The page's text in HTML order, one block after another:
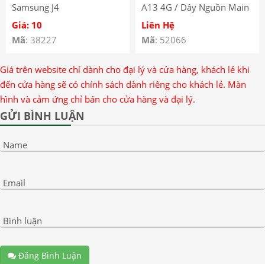
Samsung J4
Giá: 10
Mã: 38227
A13 4G / Dây Nguồn Main
SamSung A13 4G
Liên Hệ
Mã: 52066
Giá trên website chỉ dành cho đại lý và cửa hàng, khách lẻ khi
đến cửa hàng sẽ có chính sách dành riêng cho khách lẻ. Màn
hình và cảm ứng chỉ bán cho cửa hàng và đại lý.
GỬI BÌNH LUẬN
Name
Email
Bình luận
Đăng Bình Luận